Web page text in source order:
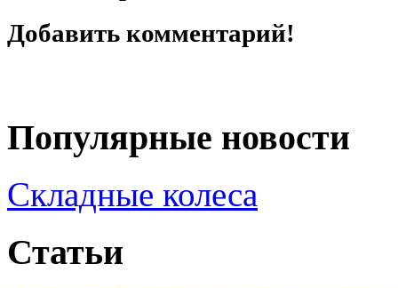
Добавить комментарий!
Популярные новости
Складные колеса
Статьи